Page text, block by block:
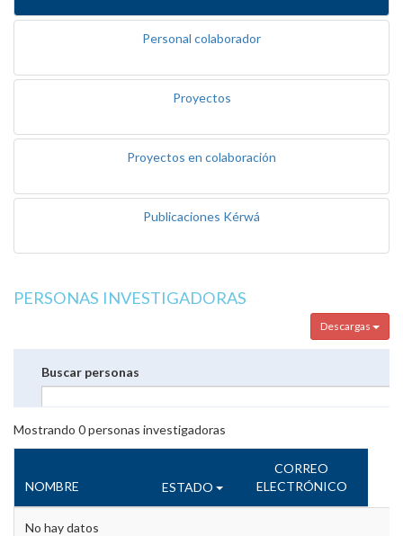
Personal colaborador
Proyectos
Proyectos en colaboración
Publicaciones Kérwá
PERSONAS INVESTIGADORAS
Descargas
Buscar personas
Mostrando 0personas investigadoras
NOMBRE ESTADO
CORREO
ELECTRÓNICO
No hay datos